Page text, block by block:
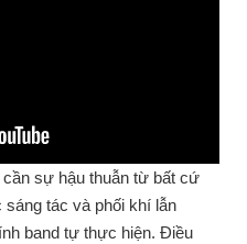
sự hậu thuẫn từ bất cứ
sáng tác và phối khí lẫn
band tự thực hiện. Điều